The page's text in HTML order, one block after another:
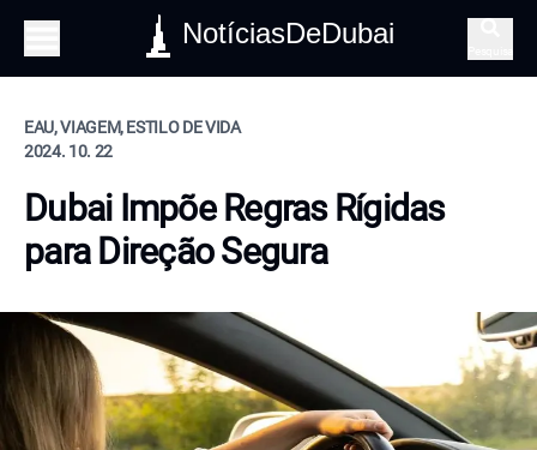
NotíciasDeDubai
EAU, VIAGEM, ESTILO DE VIDA
2024. 10. 22
Dubai Impõe Regras Rígidas
para Direção Segura